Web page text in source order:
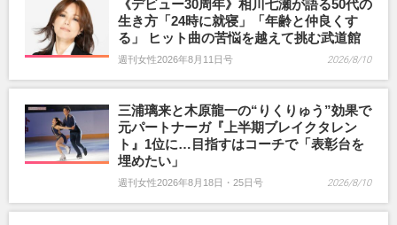
《デビュー30周年》相川七瀬が語る50代の
生き方「24時に就寝」「年齢と仲良くす
る」 ヒット曲の苦悩を越えて挑む武道館
週刊女性2026年8月11日号 2026/8/10
三浦璃来と木原龍一の“りくりゅう”効果で
元パートナーガ『上半期ブレイクタレン
ト』1位に…目指すはコーチで「表彰台を
埋めたい」
週刊女性2026年8月18日・25日号 2026/8/10